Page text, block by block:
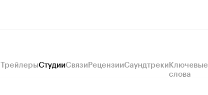
ТрейлерыСтудииСвязиРецензииСаундтрекиКлючевые
слова